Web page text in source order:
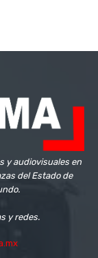
y audiovisuales en
del Estado de
y redes.